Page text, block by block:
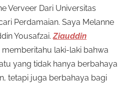
Verveer Dari Universitas
Perdamaian. Saya Melanne
Yousafzai.Ziauddin
laki-laki bahwa
yang tidak hanya berbahaya
tetapi juga berbahaya bagi